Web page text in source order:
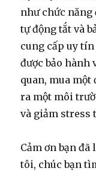
như chức năng
tự động tắt và
cung cấp uy
được bảo hành
quan, mua một
ra một môi
và giảm stress
Cảm ơn bạn
tôi, chúc bạn